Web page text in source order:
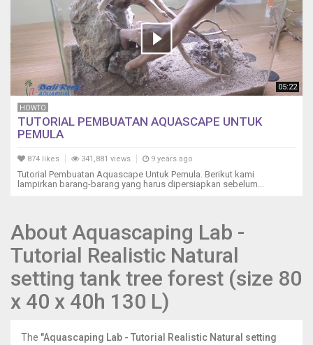
Amano
biotopi
e
procedura
allestimenti
illustrati
mezzo
tutorial.
di
marini,
tropicali
e
mediterranei.
05:22
HOWTO
TUTORIAL PEMBUATAN AQUASCAPE UNTUK
PEMULA
874 likes 341,881 views 9 years ago
Tutorial Pembuatan Aquascape Untuk Pemula. Berikut kami
lampirkan barang-barang yang harus dipersiapkan sebelum...
About Aquascaping Lab -
Tutorial Realistic Natural
setting tank tree forest (size 80
x 40 x 40h 130 L)
The "Aquascaping Lab - Tutorial Realistic Natural setting